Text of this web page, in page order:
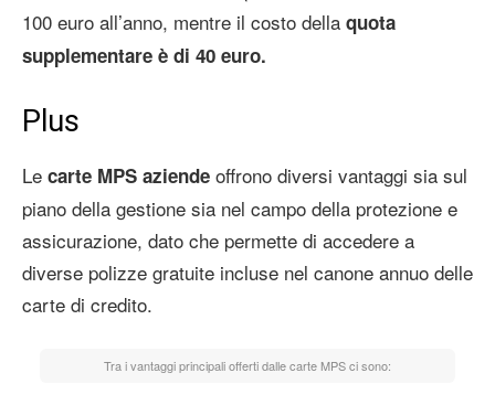
100 euro all’anno, mentre il costo della quota
supplementare è di 40 euro.
Plus
Le carte MPS aziende offrono diversi vantaggi sia sul
piano della gestione sia nel campo della protezione e
assicurazione, dato che permette di accedere a
diverse polizze gratuite incluse nel canone annuo delle
carte di credito.
Tra i vantaggi principali offerti dalle carte MPS ci sono: